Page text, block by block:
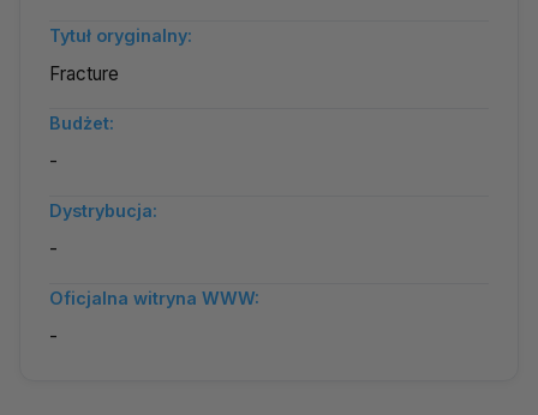
Tytuł oryginalny:
Fracture
Budżet:
-
Dystrybucja:
-
Oficjalna witryna WWW:
-